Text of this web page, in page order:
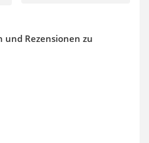
und Rezensionen zu